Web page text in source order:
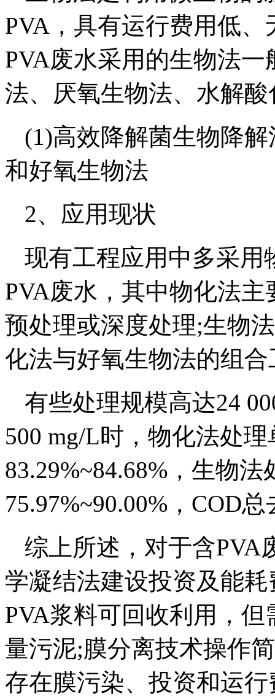
PVA，具有运行费用低
PVA废水采用的生物法
法、厌氧生物法、水解
(1)高效降解菌生物降
和好氧生物法
2、应用现状
现有工程应用中多采用
PVA废水，其中物化法
预处理或深度处理;生物
化法与好氧生物法的组合
有些处理规模高达24
500 mg/L时，物化法处
83.29%~84.68%，生物
75.97%~90.00%，COD
综上所述，对于含PVA
学凝结法建设投资及能
PVA浆料可回收利用，
量污泥;膜分离技术操作
存在膜污染、投资和运